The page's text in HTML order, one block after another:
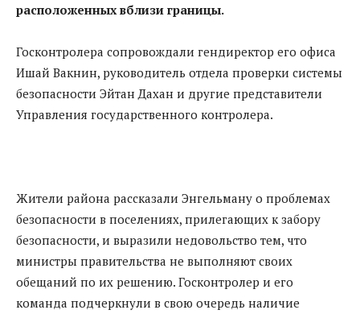
расположенных вблизи границы.
Госконтролера сопровождали гендиректор его офиса
Ишай Вакнин, руководитель отдела проверки системы
безопасности Эйтан Дахан и другие представители
Управления государственного контролера.
Жители района рассказали Энгельману о проблемах
безопасности в поселениях, прилегающих к забору
безопасности, и выразили недовольство тем, что
министры правительства не выполняют своих
обещаний по их решению. Госконтролер и его
команда подчеркнули в свою очередь наличие